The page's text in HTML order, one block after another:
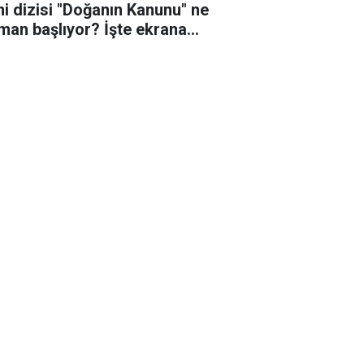
dizisi "Doğanın Kanunu" ne
başlıyor? İşte ekrana